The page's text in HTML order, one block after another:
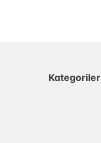
Kategoriler